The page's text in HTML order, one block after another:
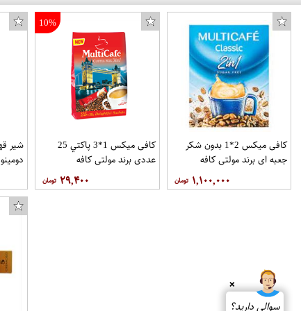
کافی میکس 2*1 بدون شکر
جعبه اي برند مولتی کافه
۱,۱۰۰,۰۰۰
10%
کافی میکس 1*3 پاکتي 25
عددي برند مولتی کافه
۲۹,۴۰۰
دومینو
❌
سوالی دارید؟